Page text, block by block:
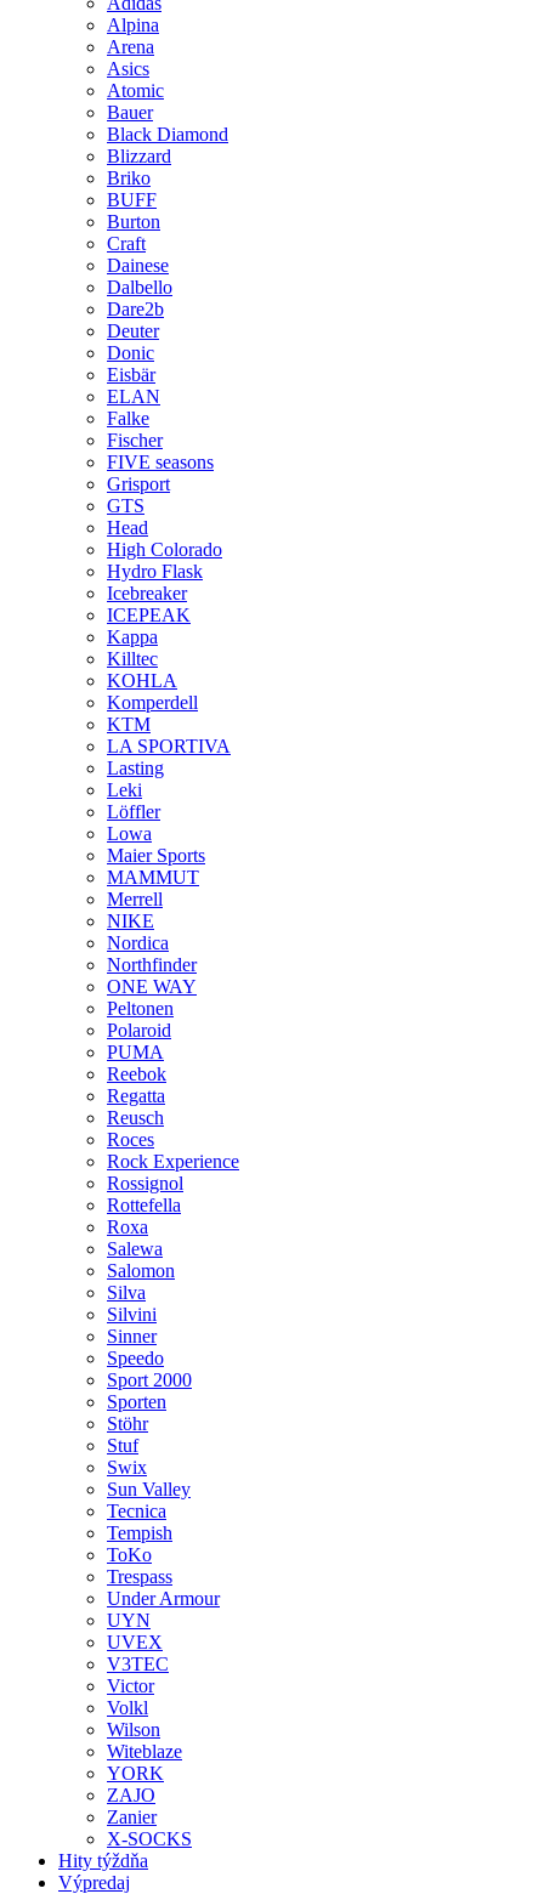
Alpina
Arena
Asics
Atomic
Bauer
Black Diamond
Blizzard
Briko
BUFF
Burton
Craft
Dainese
Dalbello
Dare2b
Deuter
Donic
Eisbär
ELAN
Falke
Fischer
FIVE seasons
Grisport
GTS
Head
High Colorado
Hydro Flask
Icebreaker
ICEPEAK
Kappa
Killtec
KOHLA
Komperdell
KTM
LA SPORTIVA
Lasting
Leki
Löffler
Lowa
Maier Sports
MAMMUT
Merrell
NIKE
Nordica
Northfinder
ONE WAY
Peltonen
Polaroid
PUMA
Reebok
Regatta
Reusch
Roces
Rock Experience
Rossignol
Rottefella
Roxa
Salewa
Salomon
Silva
Silvini
Sinner
Speedo
Sport 2000
Sporten
Stöhr
Stuf
Swix
Sun Valley
Tecnica
Tempish
ToKo
Trespass
Under Armour
UYN
UVEX
V3TEC
Victor
Volkl
Wilson
Witeblaze
YORK
ZAJO
Zanier
X-SOCKS
Hity týždňa
Výpredaj